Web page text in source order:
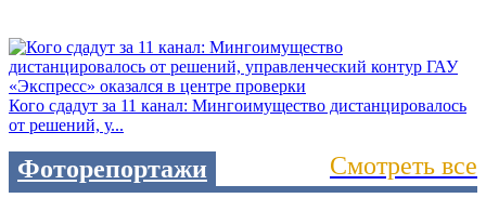
Кого сдадут за 11 канал: Мингоимущество дистанцировалось
от решений, у...
Фоторепортажи Смотреть все